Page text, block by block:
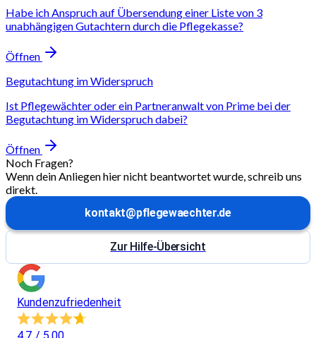
Habe ich Anspruch auf Übersendung einer Liste von 3
unabhängigen Gutachtern durch die Pflegekasse?
Öffnen
Begutachtung im Widerspruch
Ist Pflegewächter oder ein Partneranwalt von Prime bei der
Begutachtung im Widerspruch dabei?
Öffnen
Noch Fragen?
Wenn dein Anliegen hier nicht beantwortet wurde, schreib uns
direkt.
kontakt@pflegewaechter.de
Zur Hilfe-Übersicht
Kundenzufriedenheit